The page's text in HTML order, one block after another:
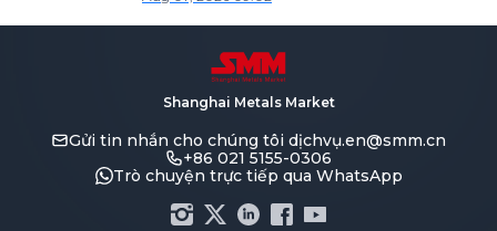
Shanghai Metals Market
Gửi tin nhắn cho chúng tôi dịchvụ.en@smm.cn
+86 021 5155-0306
Trò chuyện trực tiếp qua WhatsApp